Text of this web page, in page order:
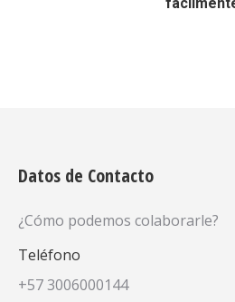
Datos de Contacto
¿Cómo podemos colaborarle?
Teléfono
+57 3006000144